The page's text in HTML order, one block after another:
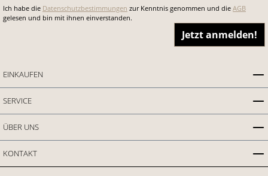
Ich habe die Datenschutzbestimmungen zur Kenntnis genommen und die AGB
gelesen und bin mit ihnen einverstanden.
Jetzt anmelden!
EINKAUFEN
SERVICE
ÜBER UNS
KONTAKT